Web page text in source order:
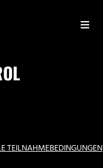
TEILNAHMEBEDINGUNGEN